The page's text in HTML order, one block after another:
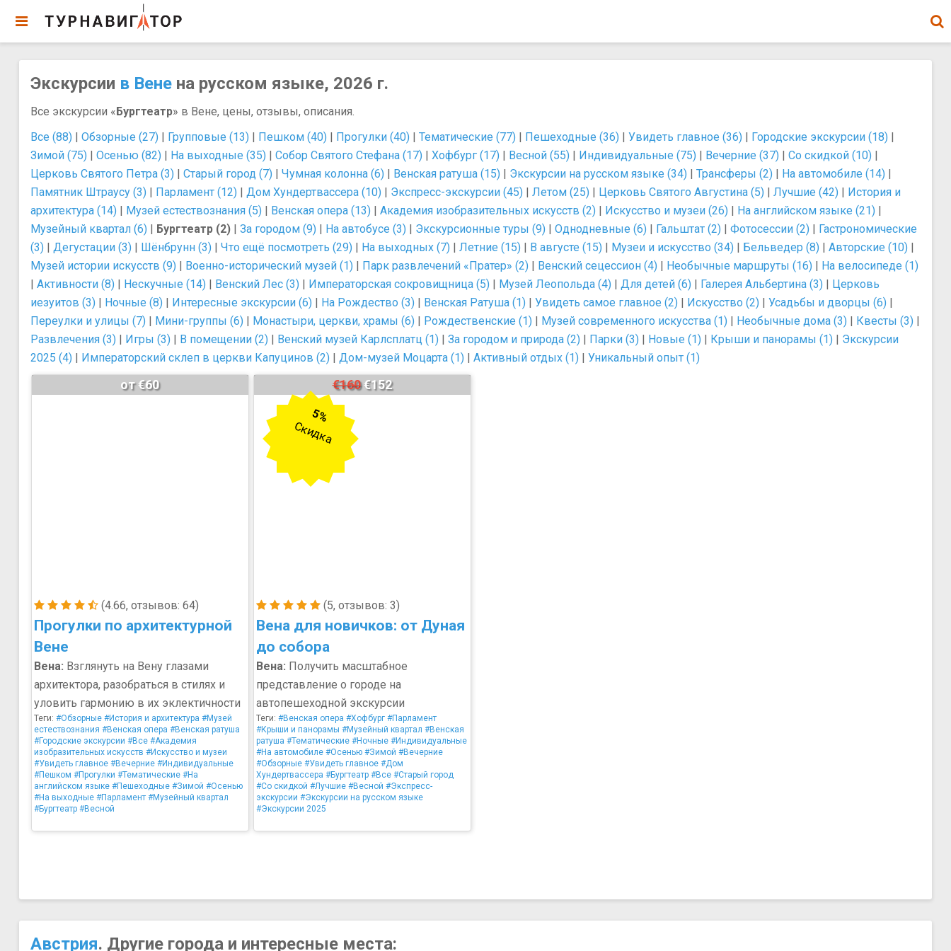
Экскурсии в Вене на русском языке, 2026 г.
Все экскурсии «Бургтеатр» в Вене, цены, отзывы, описания.
Все (88) | Обзорные (27) | Групповые (13) | Пешком (40) | Прогулки (40) | Тематические (77) | Пешеходные (36) | Увидеть главное (36) | Городские экскурсии (18) |
Зимой (75) | Осенью (82) | На выходные (35) | Собор Святого Стефана (17) | Хофбург (17) | Весной (55) | Индивидуальные (75) | Вечерние (37) | Со скидкой (10) |
Церковь Святого Петра (3) | Старый город (7) | Чумная колонна (6) | Венская ратуша (15) | Экскурсии на русском языке (34) | Трансферы (2) | На автомобиле (14) |
Памятник Штраусу (3) | Парламент (12) | Дом Хундертвассера (10) | Экспресс-экскурсии (45) | Летом (25) | Церковь Святого Августина (5) | Лучшие (42) | История и
архитектура (14) | Музей естествознания (5) | Венская опера (13) | Академия изобразительных искусств (2) | Искусство и музеи (26) | На английском языке (21) |
Музейный квартал (6) | Бургтеатр (2) | За городом (9) | На автобусе (3) | Экскурсионные туры (9) | Однодневные (6) | Гальштат (2) | Фотосессии (2) | Гастрономические
(3) | Дегустации (3) | Шёнбрунн (3) | Что ещё посмотреть (29) | На выходных (7) | Летние (15) | В августе (15) | Музеи и искусство (34) | Бельведер (8) | Авторские (10) |
Музей истории искусств (9) | Военно-исторический музей (1) | Парк развлечений «Пратер» (2) | Венский сецессион (4) | Необычные маршруты (16) | На велосипеде (1)
| Активности (8) | Нескучные (14) | Венский Лес (3) | Императорская сокровищница (5) | Музей Леопольда (4) | Для детей (6) | Галерея Альбертина (3) | Церковь
иезуитов (3) | Ночные (8) | Интересные экскурсии (6) | На Рождество (3) | Венская Ратуша (1) | Увидеть самое главное (2) | Искусство (2) | Усадьбы и дворцы (6) |
Переулки и улицы (7) | Мини-группы (6) | Монастыри, церкви, храмы (6) | Рождественские (1) | Музей современного искусства (1) | Необычные дома (3) | Квесты (3) |
Развлечения (3) | Игры (3) | В помещении (2) | Венский музей Карлсплатц (1) | За городом и природа (2) | Парки (3) | Новые (1) | Крыши и панорамы (1) | Экскурсии
2025 (4) | Императорский склеп в церкви Капуцинов (2) | Дом-музей Моцарта (1) | Активный отдых (1) | Уникальный опыт (1)
(4.66, отзывов: 64)
Прогулки по архитектурной
Вене
от €60
Вена: Взглянуть на Вену глазами
архитектора, разобраться в стилях и
уловить гармонию в их эклектичности
Теги: #Обзорные #История и архитектура #Музей
естествознания #Венская опера #Венская ратуша
#Городские экскурсии #Все #Академия
изобразительных искусств #Искусство и музеи
#Увидеть главное #Вечерние #Индивидуальные
#Пешком #Прогулки #Тематические #На
английском языке #Пешеходные #Зимой #Осенью
#На выходные #Парламент #Музейный квартал
#Бургтеатр #Весной
(5, отзывов: 3)
Вена для новичков: от Дуная
до собора
€160€152
5%
Скидка
Вена: Получить масштабное
представление о городе на
автопешеходной экскурсии
Теги: #Венская опера #Хофбург #Парламент
#Крыши и панорамы #Музейный квартал #Венская
ратуша #Тематические #Ночные #Индивидуальные
#На автомобиле #Осенью #Зимой #Вечерние
#Обзорные #Увидеть главное #Дом
Хундертвассера #Бургтеатр #Все #Старый город
#Со скидкой #Лучшие #Весной #Экспресс-
экскурсии #Экскурсии на русском языке
#Экскурсии 2025
Австрия. Другие города и интересные места: